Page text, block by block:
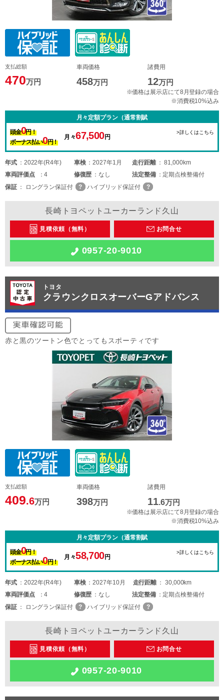
支払総額
470万円
車両価格
458万円
諸費用
12万円
※価格は展示店にて8月登録の場合
※消費税10%込み
月々定額プラン（通常割賦
頭金0円！
ボーナス払い0円！
月々67,500円
>詳しくはこちら
年式 2022年(R4年) 車検 2027年1月 走行距離
81,000km
車両評価点 4 修復歴 なし 法定整備
定期点検整備付
保証
ロングラン保証付 ハイブリッド保証付
長崎トヨペットユーカーランド久山
見積依頼（無料） お問合せ
0957-20-9010
トヨタ
クラウンクロスオーバーGアドバンス
赤と黒のツートン色でとってもスポーティです
支払総額
409.6万円
車両価格
398万円
諸費用
11.6万円
※価格は展示店にて8月登録の場合
※消費税10%込み
月々定額プラン（通常割賦
頭金0円！
ボーナス払い0円！
月々58,700円
>詳しくはこちら
年式 2022年(R4年) 車検 2027年10月 走行距離
30,000km
車両評価点 4 修復歴 なし 法定整備
定期点検整備付
保証
ロングラン保証付 ハイブリッド保証付
長崎トヨペットユーカーランド久山
見積依頼（無料） お問合せ
0957-20-9010